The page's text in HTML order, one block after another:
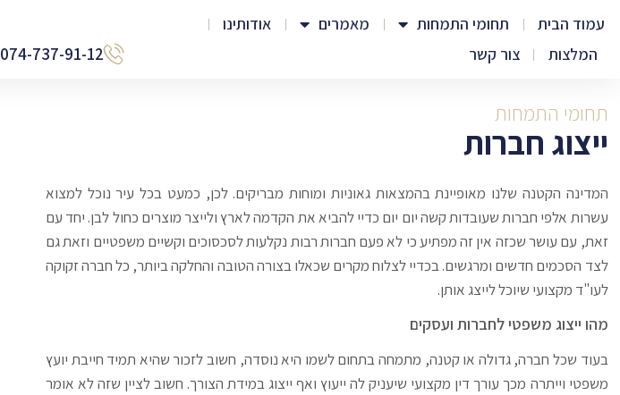
עמוד הבית תחומי התמחות מאמרים
אודותינו
המלצות
צור קשר 074-737-91-12
תחומי התמחות
ייצוג חברות
המדינה הקטנה שלנו מאופיינת בהמצאות גאוניות ומוחות מבריקים. לכן, כמעט בכל עיר נוכל למצוא
עשרות אלפי חברות שעובדות קשה יום יום כדיי להביא את הקדמה לארץ ולייצר מוצרים כחול לבן. יחד עם
זאת, עם עושר שכזה אין זה מפתיע כי לא פעם חברות רבות נקלעות לסכסוכים וקשיים משפטיים וזאת גם
לצד הסכמים חדשים ומרגשים. בכדיי לצלוח מקרים שכאלו בצורה הטובה והחלקה ביותר, כל חברה זקוקה
לעו"ד מקצועי שיוכל לייצג אותן.
מהו ייצוג משפטי לחברות ועסקים
בעוד שכל חברה, גדולה או קטנה, מתמחה בתחום לשמו היא נוסדה, חשוב לזכור שהיא תמיד חייבת יועץ
משפטי וייתרה מכך עורך דין מקצועי שיעניק לה ייעוץ ואף ייצוג במידת הצורך. חשוב לציין שזה לא אומר